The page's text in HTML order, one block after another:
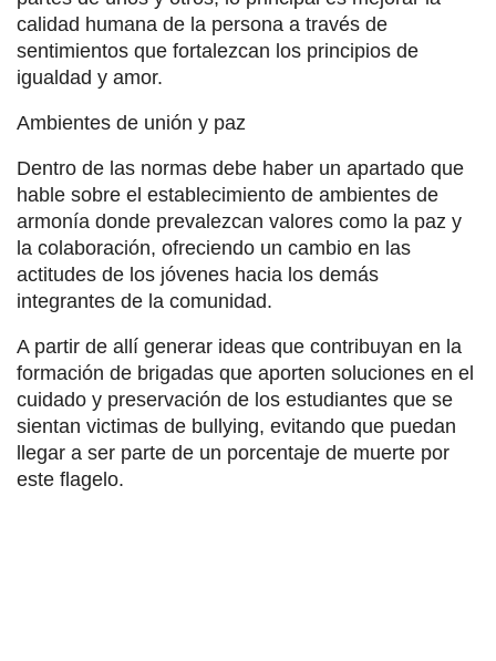
calidad humana de la persona a través de
sentimientos que fortalezcan los principios de
igualdad y amor.
Ambientes de unión y paz
Dentro de las normas debe haber un apartado que
hable sobre el establecimiento de ambientes de
armonía donde prevalezcan valores como la paz y
la colaboración, ofreciendo un cambio en las
actitudes de los jóvenes hacia los demás
integrantes de la comunidad.
A partir de allí generar ideas que contribuyan en la
formación de brigadas que aporten soluciones en el
cuidado y preservación de los estudiantes que se
sientan victimas de bullying, evitando que puedan
llegar a ser parte de un porcentaje de muerte por
este flagelo.